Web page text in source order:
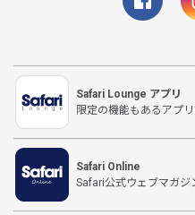
Safari Lounge アプリ
限定の機能もあるアプ
Safari Online
Safari公式ウェブマガジ